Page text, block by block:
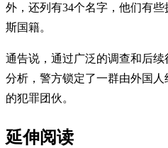
外，还列有34个名字，他们有
斯国籍。
通告说，通过广泛的调查和后
分析，警方锁定了一群由外国
的犯罪团伙。
延伸阅读